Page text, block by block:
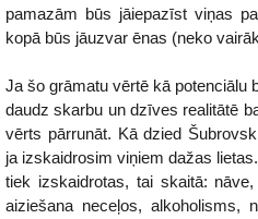
pamazām būs jāiepazīst viņas
kopā būs jāuzvar ēnas (neko
Ja šo grāmatu vērtē kā potenciālu
daudz skarbu un dzīves realitātē
vērts pārrunāt. Kā dzied
ja izskaidrosim viņiem dažas
tiek izskaidrotas, tai skaitā:
aiziešana neceļos, alkoholisms,